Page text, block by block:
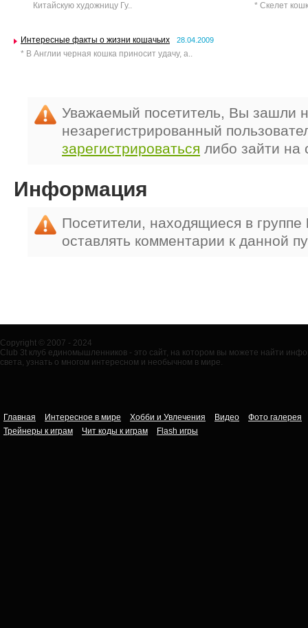
Китайскую художницу Гу..
* Скелет
Интересные факты о жизни кошачьих 28.04.2009
* В Англии черная кошка приносит удачу, а..
Уважаемый посетитель, Вы зашли
незарегистрированный
зарегистрироваться либо зайти на
Информация
Посетители, находящиеся в группе
оставлять комментарии к данной
Copyright © 2007 - 2024
Club 3t клуб единомышленников - это сайт, на котором вы можете найти
света, узнать о многом интересном и необычном в мире.
Главная Интересное в мире Хобби и Увлечения Видео
Фото галерея
Трейнеры к играм
Чит коды к играм Flash игры